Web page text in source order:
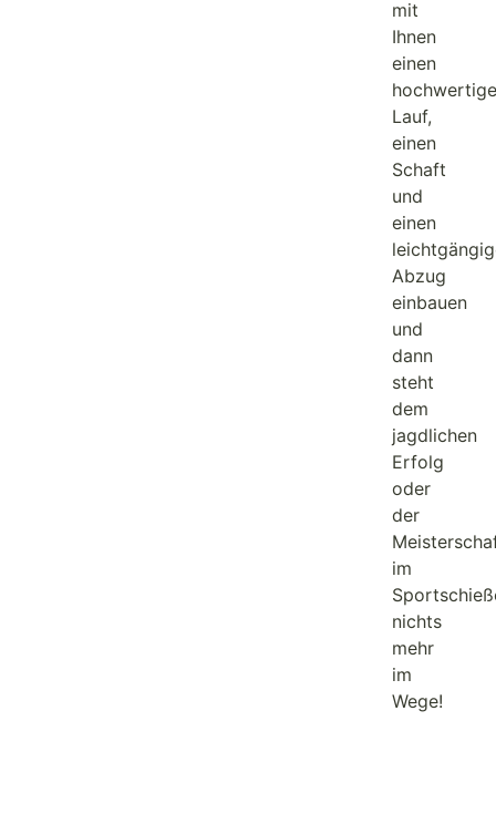
mit
Ihnen
einen
Lauf,
einen
Schaft
und
einen
Abzug
einbauen
und
dann
steht
dem
jagdlichen
Erfolg
oder
der
im
nichts
mehr
im
Wege!